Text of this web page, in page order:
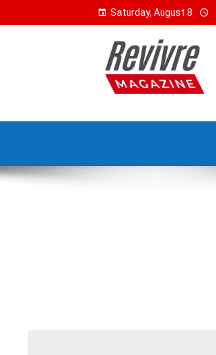
Saturday, August 8